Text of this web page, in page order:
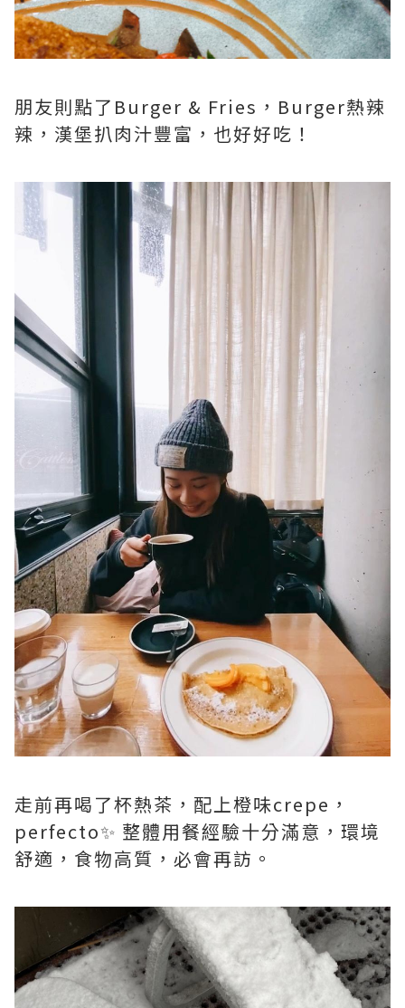
朋友則點了Burger & Fries，Burger熱辣
辣，漢堡扒肉汁豐富，也好好吃！
走前再喝了杯熱茶，配上橙味crepe，
perfecto✨ 整體用餐經驗十分滿意，環境
舒適，食物高質，必會再訪。